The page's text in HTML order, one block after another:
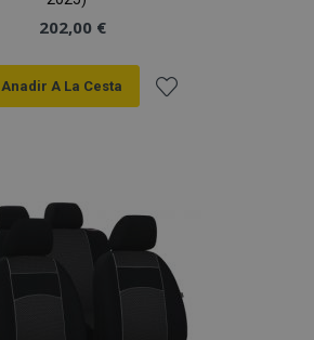
202,00 €
Anadir A La Cesta
Lista
de
Deseos